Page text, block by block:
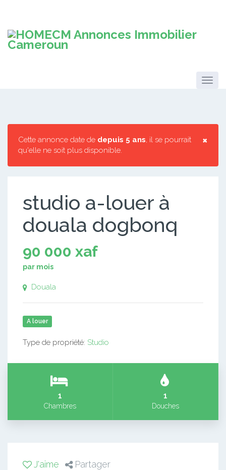
×
Cette annonce date de depuis 5 ans, il se pourrait
qu'elle ne soit plus disponible.
studio a-louer à
douala dogbonq
90 000 xaf
par mois
Douala
A louer
Type de propriété: Studio
1
Chambres
1
Douches
J'aime Partager